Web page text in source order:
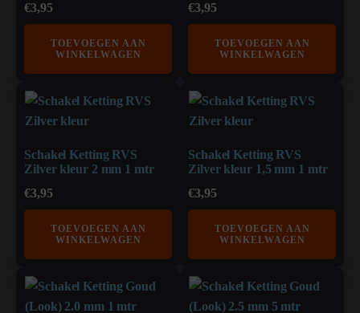
€3,95
TOEVOEGEN AAN
WINKELWAGEN
€3,95
TOEVOEGEN AAN
WINKELWAGEN
Schakel Ketting RVS
Zilver kleur 2 mm 1 mtr
€3,95
TOEVOEGEN AAN
WINKELWAGEN
Schakel Ketting RVS
Zilver kleur 1,5 mm 1 mtr
€3,95
TOEVOEGEN AAN
WINKELWAGEN